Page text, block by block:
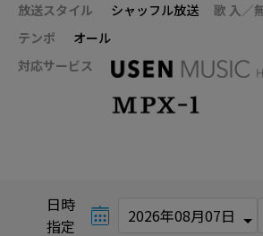
放送スタイル シャッフル放送 歌 入／
テンポ
オール
対応サービス
日時
指定